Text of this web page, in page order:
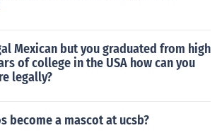
Mexican but you graduated from high
of college in the USA how can you
legally?
become a mascot at ucsb?